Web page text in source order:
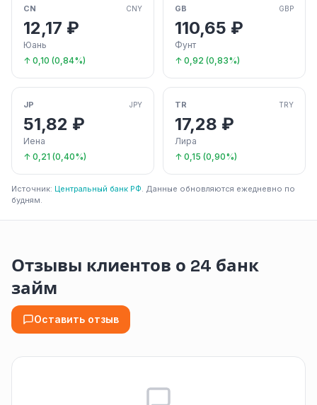
CN CNY
12,17 ₽
Юань
↑ 0,10 (0,84%)
GB GBP
110,65 ₽
Фунт
↑ 0,92 (0,83%)
JP JPY
51,82 ₽
Иена
↑ 0,21 (0,40%)
TR TRY
17,28 ₽
Лира
↑ 0,15 (0,90%)
Источник: Центральный банк РФ. Данные обновляются ежедневно по
будням.
Отзывы клиентов о 24 банк
займ
Оставить отзыв